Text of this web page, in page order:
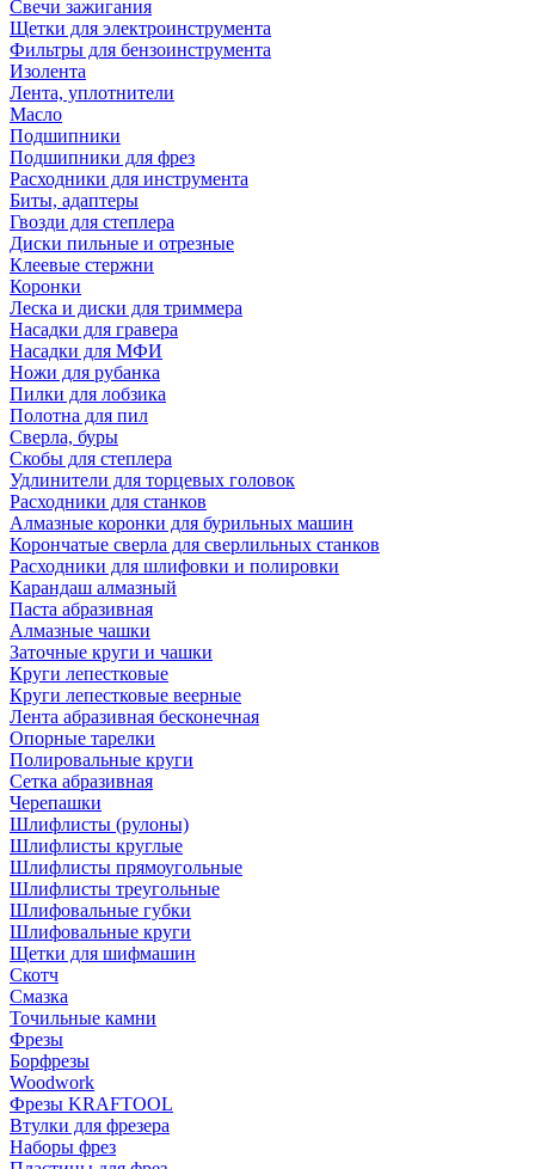
Свечи зажигания
Щетки для электроинструмента
Фильтры для бензоинструмента
Изолента
Лента, уплотнители
Масло
Подшипники
Подшипники для фрез
Расходники для инструмента
Биты, адаптеры
Гвозди для степлера
Диски пильные и отрезные
Клеевые стержни
Коронки
Леска и диски для триммера
Насадки для гравера
Насадки для МФИ
Ножи для рубанка
Пилки для лобзика
Полотна для пил
Сверла, буры
Скобы для степлера
Удлинители для торцевых головок
Расходники для станков
Алмазные коронки для бурильных машин
Корончатые сверла для сверлильных станков
Расходники для шлифовки и полировки
Карандаш алмазный
Паста абразивная
Алмазные чашки
Заточные круги и чашки
Круги лепестковые
Круги лепестковые веерные
Лента абразивная бесконечная
Опорные тарелки
Полировальные круги
Сетка абразивная
Черепашки
Шлифлисты (рулоны)
Шлифлисты круглые
Шлифлисты прямоугольные
Шлифлисты треугольные
Шлифовальные губки
Шлифовальные круги
Щетки для шифмашин
Скотч
Смазка
Точильные камни
Фрезы
Борфрезы
Woodwork
Фрезы KRAFTOOL
Втулки для фрезера
Наборы фрез